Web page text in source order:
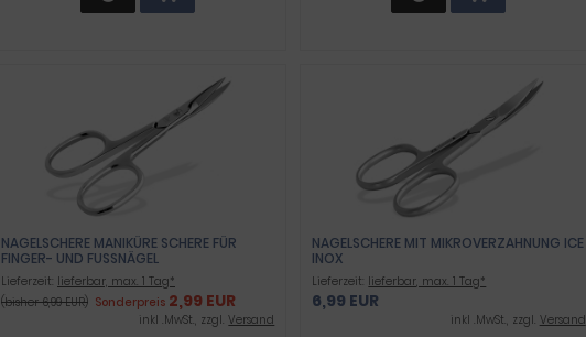
NAGELSCHERE MANIKÜRE SCHERE FÜR
FINGER- UND FUSSNÄGEL
Lieferzeit: lieferbar, max. 1 Tag*
(bisher 6,99 EUR) Sonderpreis 2,99 EUR
inkl .MwSt., zzgl.Versand
NAGELSCHERE MIT MIKROVERZAHNUNG ICE
INOX
Lieferzeit: lieferbar, max. 1 Tag*
6,99 EUR
inkl .MwSt., zzgl. Versand